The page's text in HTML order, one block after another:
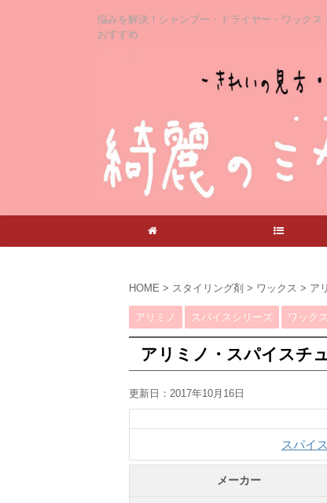
悩みを解決！シャンプー・ドライヤー・ワックス
おすすめ
HOME > スタイリング剤 > ワックス > ア
アリミノ スパイスシリーズ ワック
アリミノ・スパイスチ
更新日： 2017年10月16日
スパイ
メーカー